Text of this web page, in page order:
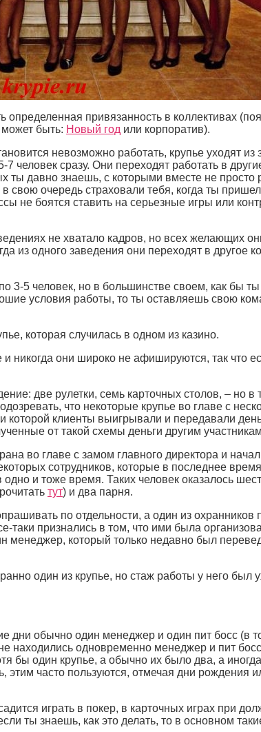
определенная привязанность в коллективах
быть: Новый год или корпоратив).
невозможно работать, крупье уходят из
человек сразу. Они переходят работать в
ты давно знаешь, с которыми вместе не просто
свою очередь страховали тебя, когда ты
не боятся ставить на серьезные игры или
не хватало кадров, но всех желающих
из одного заведения они переходят в другое
3-5 человек, но в большинстве своем, как бы
условия работы, то ты оставляешь свою
которая случилась в одном из казино.
и никогда они широко не афишируются, так что
две рулетки, семь карточных столов, – но в
что некоторые крупье во главе с
которой клиенты выигрывали и передавали
от такой схемы деньги другим
во главе с замом главного директора и
сотрудников, которые в последнее
и тоже время. Таких человек оказалось
тут) и два парня.
по отдельности, а один из охранников
таки признались в том, что ими была
менеджер, который только недавно был
один из крупье, но стаж работы у него был
дни обычно один менеджер и один пит босс (в
находились одновременно менеджер и пит
бы один крупье, а обычно их было два, а
этим часто пользуются, отмечая дни рождения
играть в покер, в карточных играх при
ты знаешь, как это делать, то в основном